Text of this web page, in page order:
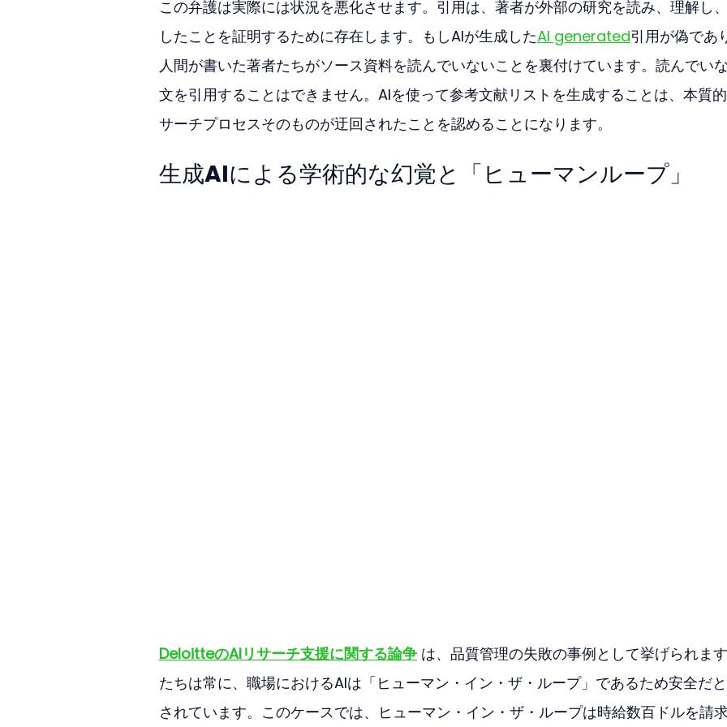
この弁護は実際には状況を悪化させます。引用は、著者が外部の研究を読み、理解し
したことを証明するために存在します。もしAIが生成したAI generated引用が偽であ
人間が書いた著者たちがソース資料を読んでいないことを裏付けています。読んでい
文を引用することはできません。AIを使って参考文献リストを生成することは、本質
サーチプロセスそのものが迂回されたことを認めることになります。
生成AIによる学術的な幻覚と「ヒューマンループ」
DeloitteのAIリサーチ支援に関する論争 は、品質管理の失敗の事例として挙げられま
たちは常に、職場におけるAIは「ヒューマン・イン・ザ・ループ」であるため安全だ
されています。このケースでは、ヒューマン・イン・ザ・ループは時給数百ドルを請